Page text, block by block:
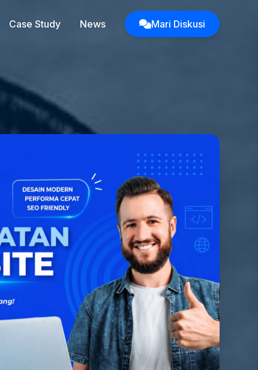
Case Study News Mari Diskusi